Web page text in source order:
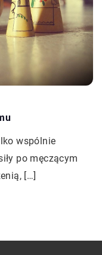
wspólnie
po męczącym
[…]